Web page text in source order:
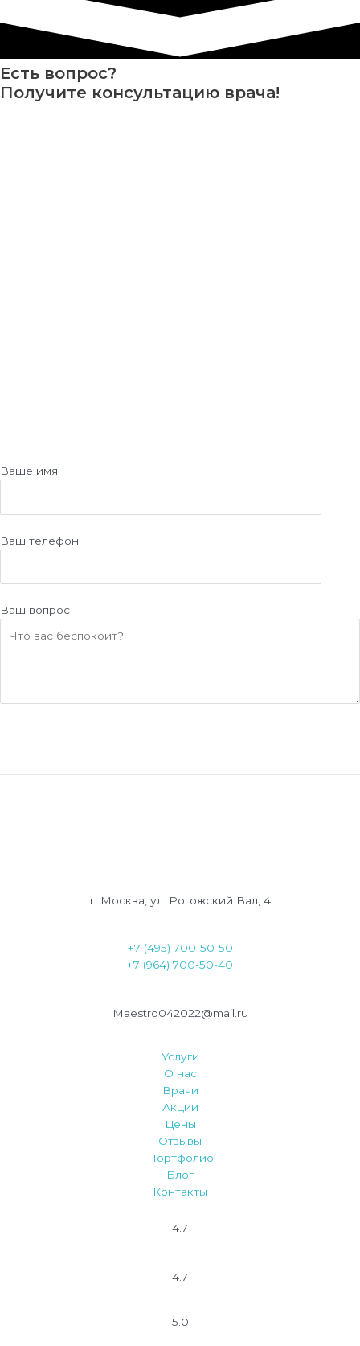
Есть вопрос?
Получите консультацию врача!
Ваше имя
Ваш телефон
Ваш вопрос
г. Москва, ул. Рогожский Вал, 4
+7 (495) 700-50-50
+7 (964) 700-50-40
Maestro042022@mail.ru
Услуги
О нас
Врачи
Акции
Цены
Отзывы
Портфолио
Блог
Контакты
4.7
4.7
5.0